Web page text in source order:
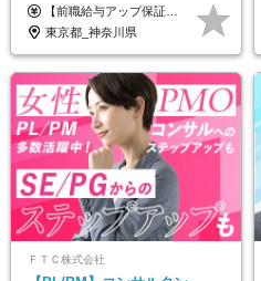
リモート9割
【前職給与アップ保証あり！ゆくゆくは年収800万以上も可能】 月給45万円～＋インセンティブ ※経験や適性を考慮の上、相談し決定します ※上記には固定残業代（20時間分/4万円～）が含まれます ※20時間を超過した場合は別途全額支給します ※試用期間（3ヶ月間）あり。給与・待遇に差異はございません それはより高度な案件にアサイン＆ 還元率が平均より高めのため、 これまでの給与から大幅にアップする人もいます。
東京都_神奈川県
ＦＴＣ株式会社